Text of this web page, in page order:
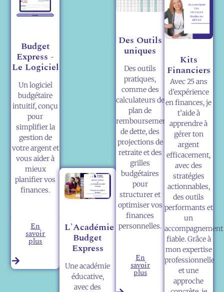
Budget
Express -
Le Logiciel
Un logiciel
budgétaire
intuitif, conçu
pour
simplifier la
gestion de
votre argent et
vous aider à
mieux
planifier vos
finances.
En
savoir
plus
L'Académie
Budget
Express
Une académie
éducative,
avec des
Des Outils
uniques
Des outils
pratiques,
comme des
calculateurs de
plan de
remboursement
de dette, des
projections de
retraite et des
grilles
budgétaires
pour
structurer et
optimiser vos
finances
personnelles.
En
savoir
plus
Kits
Financiers
Avec 25 ans
d’expérience
en finances, je
t’aide à
apprendre à
gérer ton
argent
efficacement,
avec des
stratégies
actionnables,
des outils
performants et
un
accompagnement
fiable. Grâce à
mon expertise
professionnelle
et une
approche